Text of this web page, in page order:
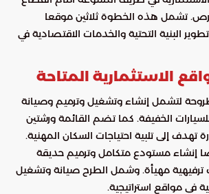
تشمل هذه الخطوة ثلاثين موقعا
البنية التحتية والخدمات الاقتصادية في
الاستثمارية المتاحة
لتشمل إنشاء وتشغيل وترميم وصيانة
الخفيفة. كما تضم القائمة ورشتين
تهدف إلى تلبية احتياجات السكان المهنية.
إنشاء مستودع متكامل وترميم حديقة
ترفيهية مهيأة. وشمل الطرح صيانة وتشغيل
في مواقع استراتيجية.